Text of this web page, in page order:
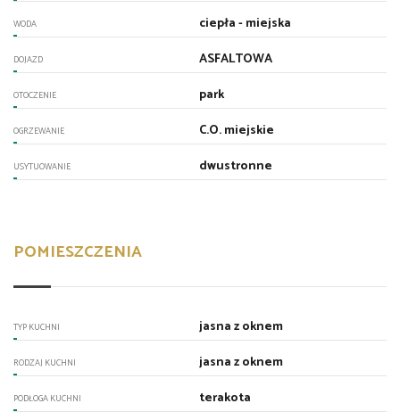
WODA ciepła - miejska
DOJAZD ASFALTOWA
OTOCZENIE park
OGRZEWANIE C.O. miejskie
USYTUOWANIE dwustronne
POMIESZCZENIA
TYP KUCHNI jasna z oknem
RODZAJ KUCHNI jasna z oknem
PODŁOGA KUCHNI terakota